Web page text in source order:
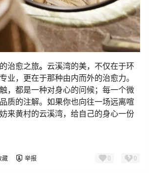
治愈之旅。 云溪湾的美，不仅在于环
业，更在于那种由内而外的治愈力。
，都是一种对身心的问候；每一个微
质的注解。如果你也向往一场远离喧
来黄村的云溪湾，给自己的身心一份
藏 举报 0 0